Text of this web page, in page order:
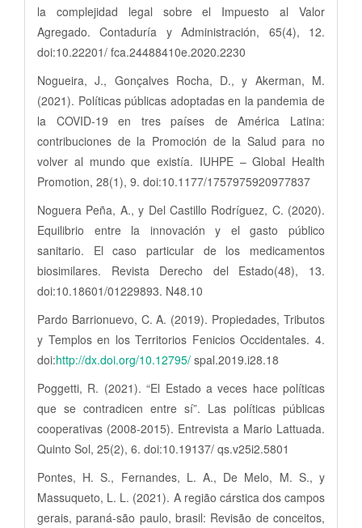
la complejidad legal sobre el Impuesto al Valor
Agregado. Contaduría y Administración, 65(4), 12.
doi:10.22201/ fca.24488410e.2020.2230
Nogueira, J., Gonçalves Rocha, D., y Akerman, M.
(2021). Políticas públicas adoptadas en la pandemia de
la COVID-19 en tres países de América Latina:
contribuciones de la Promoción de la Salud para no
volver al mundo que existía. IUHPE – Global Health
Promotion, 28(1), 9. doi:10.1177/1757975920977837
Noguera Peña, A., y Del Castillo Rodríguez, C. (2020).
Equilibrio entre la innovación y el gasto público
sanitario. El caso particular de los medicamentos
biosimilares. Revista Derecho del Estado(48), 13.
doi:10.18601/01229893. N48.10
Pardo Barrionuevo, C. A. (2019). Propiedades, Tributos
y Templos en los Territorios Fenicios Occidentales. 4.
doi:http://dx.doi.org/10.12795/ spal.2019.i28.18
Poggetti, R. (2021). “El Estado a veces hace políticas
que se contradicen entre sí”. Las políticas públicas
cooperativas (2008-2015). Entrevista a Mario Lattuada.
Quinto Sol, 25(2), 6. doi:10.19137/ qs.v25i2.5801
Pontes, H. S., Fernandes, L. A., De Melo, M. S., y
Massuqueto, L. L. (2021). A região cárstica dos campos
gerais, paraná-são paulo, brasil: Revisão de conceitos,